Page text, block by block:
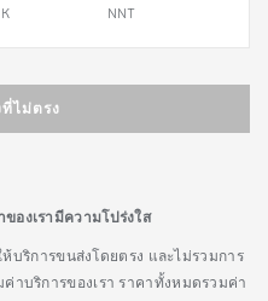
NNT
ไม่ตรง
องเรามีความโปร่งใส
บริการขนส่งโดยตรง และไม่รวมการ
าบริการของเรา ราคาทั้งหมดรวมค่า